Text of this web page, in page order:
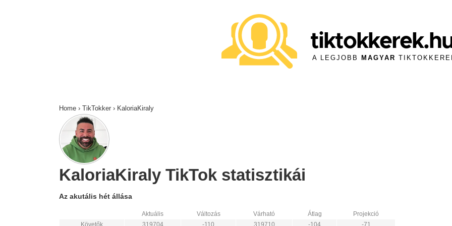
A LEGJOBB MAGYAR
Home › TikTokker › KaloriaKiraly
KaloriaKiraly TikTok statisztikái
Az akutális hét állása
Aktuális Változás Várható Átlag
Projekció
Követők
319704 -110 319710 -104 -71